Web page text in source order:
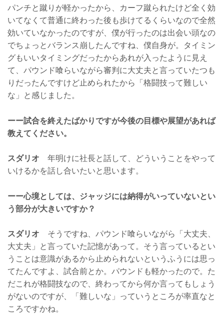
パンチと蹴りが軽かったから、カーフ蹴られたけど全く効
いてなくて普通に終わった後も歩けてるくらいなので全然
効いていなかったのですが、僕が行ったのは出会い頭なの
でちょっとバランス崩したんですね、僕自身が。タイミン
グもいいタイミングだったからあれが入ったように見え
て、パウンド喰らいながら審判に大丈夫と言っていたつも
りだったんですけど止められたから「格闘技って難しい
な」と感じました。
ーー試合を終えたばかりですが今後の目標や展望があれば
教えてください。
スダリオ 年明けに社長と話して、どういうことをやって
いけるかを話し合いたいと思います。
ーー心境としては、ジャッジには納得がいっていないとい
う部分が大きいですか？
スダリオ そうですね、パウンド喰らいながら「大丈夫、
大丈夫」と言っていた記憶があって。そう言っているとい
うことは意識があるから止められないというふうには思っ
てたんですよ、試合前とか。パウンドも軽かったので。た
だこれが格闘技なので、終わってから何か言ってもしょう
がないのですが、「難しいな」っていうところが率直なと
ころですかね。